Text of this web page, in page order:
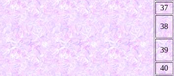
37
38
39
40